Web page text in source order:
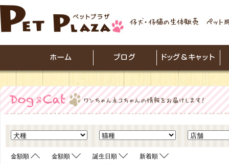
金額順 金額順 誕生日順 新着順